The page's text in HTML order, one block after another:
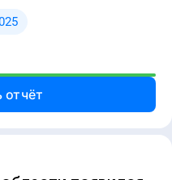
отчёт